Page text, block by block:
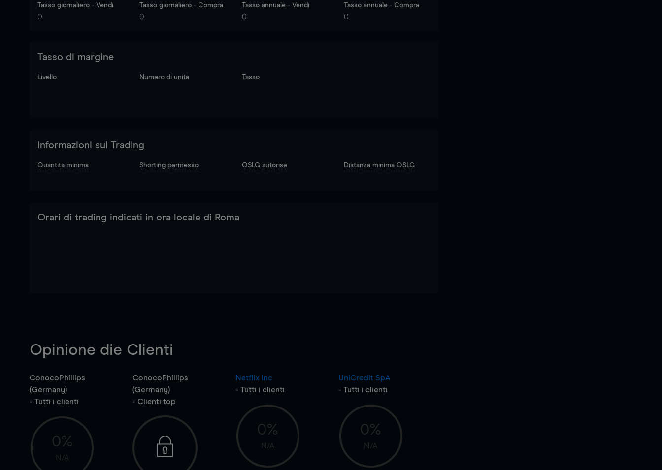
Tasso giornaliero - Vendi
0
Tasso giornaliero - Compra
0
Tasso annuale - Vendi
0
Tasso annuale - Compra
0
Tasso di margine
Livello Numero di unità Tasso
Informazioni sul Trading
Quantità minima Shorting permesso OSLG autorisé Distanza minima OSLG
Orari di trading indicati in ora locale di Roma
Opinione die Clienti
ConocoPhillips
(Germany)
- Tutti i clienti
0%
N/A
ConocoPhillips
(Germany)
- Clienti top
Netflix Inc
- Tutti i clienti
0%
N/A
UniCredit SpA
- Tutti i clienti
0%
N/A